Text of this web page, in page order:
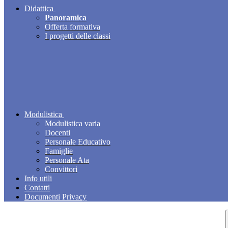
Didattica
Panoramica
Offerta formativa
I progetti delle classi
Modulistica
Modulistica varia
Docenti
Personale Educativo
Famiglie
Personale Ata
Convittori
Info utili
Contatti
Documenti Privacy